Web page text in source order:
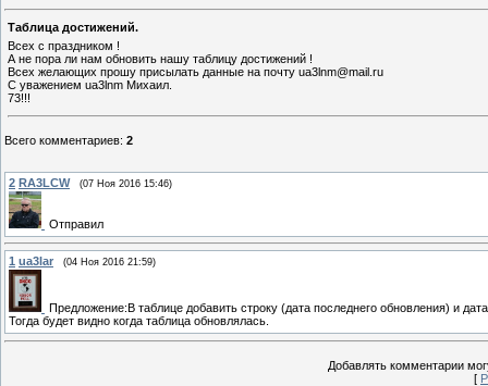
Таблица достижений.
Всех с праздником !
А не пора ли нам обновить нашу таблицу достижений !
Всех желающих прошу присылать данные на почту ua3lnm@mail.ru
С уважением ua3lnm Михаил.
73!!!
Всего комментариев: 2
2 RA3LCW (07 Ноя 2016 15:46)
Отправил
1 ua3lar (04 Ноя 2016 21:59)
Предложение:В таблице добавить строку (дата последнего обновления) и
Тогда будет видно когда таблица обновлялась.
Добавлять комментарии
[